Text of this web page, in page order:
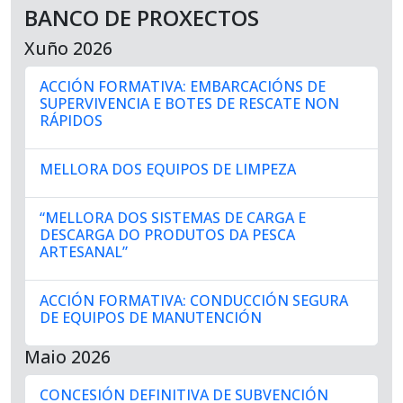
BANCO DE PROXECTOS
Xuño 2026
ACCIÓN FORMATIVA: EMBARCACIÓNS DE
SUPERVIVENCIA E BOTES DE RESCATE NON
RÁPIDOS
MELLORA DOS EQUIPOS DE LIMPEZA
“MELLORA DOS SISTEMAS DE CARGA E
DESCARGA DO PRODUTOS DA PESCA
ARTESANAL”
ACCIÓN FORMATIVA: CONDUCCIÓN SEGURA
DE EQUIPOS DE MANUTENCIÓN
Maio 2026
CONCESIÓN DEFINITIVA DE SUBVENCIÓN